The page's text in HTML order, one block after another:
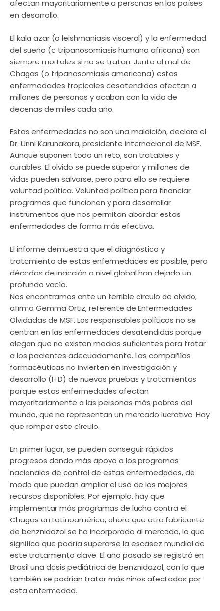
afectan mayoritariamente a personas en los países
en desarrollo.
El kala azar (o leishmaniasis visceral) y la enfermedad
del sueño (o tripanosomiasis humana africana) son
siempre mortales si no se tratan. Junto al mal de
Chagas (o tripanosomiasis americana) estas
enfermedades tropicales desatendidas afectan a
millones de personas y acaban con la vida de
decenas de miles cada año.
Estas enfermedades no son una maldición, declara el
Dr. Unni Karunakara, presidente internacional de MSF.
Aunque suponen todo un reto, son tratables y
curables. El olvido se puede superar y millones de
vidas pueden salvarse, pero para ello se requiere
voluntad política. Voluntad política para financiar
programas que funcionen y para desarrollar
instrumentos que nos permitan abordar estas
enfermedades de forma más efectiva.
El informe demuestra que el diagnóstico y
tratamiento de estas enfermedades es posible, pero
décadas de inacción a nivel global han dejado un
profundo vacío.
Nos encontramos ante un terrible círculo de olvido,
afirma Gemma Ortiz, referente de Enfermedades
Olvidadas de MSF. Los responsables políticos no se
centran en las enfermedades desatendidas porque
alegan que no existen medios suficientes para tratar
a los pacientes adecuadamente. Las compañías
farmacéuticas no invierten en investigación y
desarrollo (I+D) de nuevas pruebas y tratamientos
porque estas enfermedades afectan
mayoritariamente a las personas más pobres del
mundo, que no representan un mercado lucrativo. Hay
que romper este círculo.
En primer lugar, se pueden conseguir rápidos
progresos dando más apoyo a los programas
nacionales de control de estas enfermedades, de
modo que puedan ampliar el uso de los mejores
recursos disponibles. Por ejemplo, hay que
implementar más programas de lucha contra el
Chagas en Latinoamérica, ahora que otro fabricante
de benznidazol se ha incorporado al mercado, lo que
significa que podría superarse la escasez mundial de
este tratamiento clave. El año pasado se registró en
Brasil una dosis pediátrica de benznidazol, con lo que
también se podrían tratar más niños afectados por
esta enfermedad.